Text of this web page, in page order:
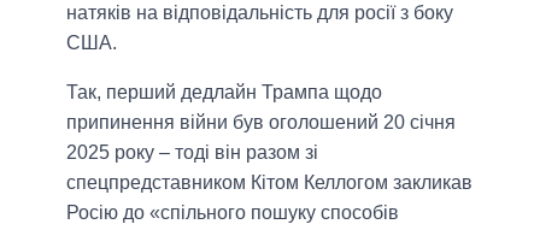
натяків на відповідальність для росії з боку
США.
Так, перший дедлайн Трампа щодо
припинення війни був оголошений 20 січня
2025 року – тоді він разом зі
спецпредставником Кітом Келлогом закликав
Росію до «спільного пошуку способів